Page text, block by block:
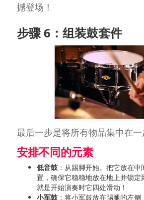
撼登场！
步骤 6：组装鼓套件
最后一步是将所有物品集中在一
安排不同的元素
低音鼓：从踢脚开始。把它放在中
置，确保它稳稳地放在地上并锁定
就是开始演奏时它四处滑动！
小军鼓：将小军鼓放在踢腿的左侧